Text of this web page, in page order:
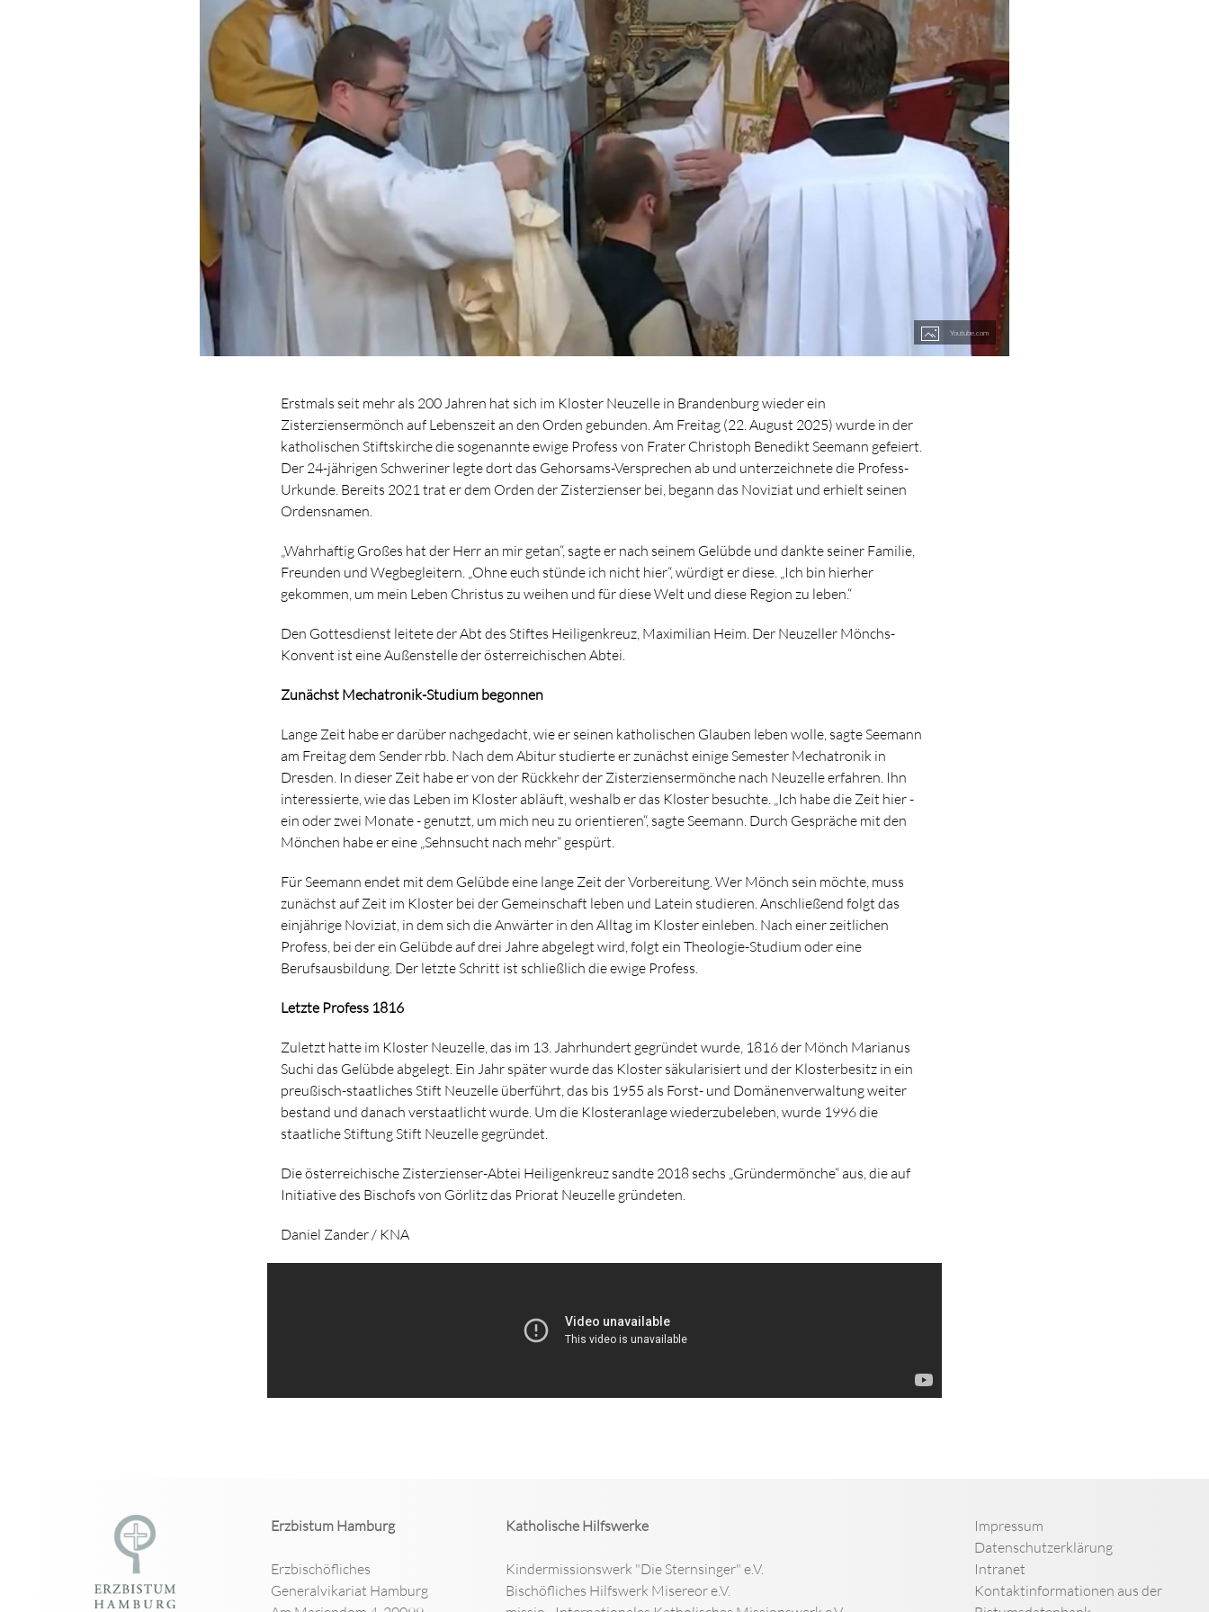
Youtube.com
Erstmals seit mehr als 200 Jahren hat sich im Kloster Neuzelle in Brandenburg wieder ein
Zisterziensermönch auf Lebenszeit an den Orden gebunden. Am Freitag (22. August 2025) wurde in der
katholischen Stiftskirche die sogenannte ewige Profess von Frater Christoph Benedikt Seemann gefeiert.
Der 24-jährigen Schweriner legte dort das Gehorsams-Versprechen ab und unterzeichnete die Profess-
Urkunde. Bereits 2021 trat er dem Orden der Zisterzienser bei, begann das Noviziat und erhielt seinen
Ordensnamen.
„Wahrhaftig Großes hat der Herr an mir getan“, sagte er nach seinem Gelübde und dankte seiner Familie,
Freunden und Wegbegleitern. „Ohne euch stünde ich nicht hier“, würdigt er diese. „Ich bin hierher
gekommen, um mein Leben Christus zu weihen und für diese Welt und diese Region zu leben.“
Den Gottesdienst leitete der Abt des Stiftes Heiligenkreuz, Maximilian Heim. Der Neuzeller Mönchs-
Konvent ist eine Außenstelle der österreichischen Abtei.
Zunächst Mechatronik-Studium begonnen
Lange Zeit habe er darüber nachgedacht, wie er seinen katholischen Glauben leben wolle, sagte Seemann
am Freitag dem Sender rbb. Nach dem Abitur studierte er zunächst einige Semester Mechatronik in
Dresden. In dieser Zeit habe er von der Rückkehr der Zisterziensermönche nach Neuzelle erfahren. Ihn
interessierte, wie das Leben im Kloster abläuft, weshalb er das Kloster besuchte. „Ich habe die Zeit hier -
ein oder zwei Monate - genutzt, um mich neu zu orientieren“, sagte Seemann. Durch Gespräche mit den
Mönchen habe er eine „Sehnsucht nach mehr“ gespürt.
Für Seemann endet mit dem Gelübde eine lange Zeit der Vorbereitung. Wer Mönch sein möchte, muss
zunächst auf Zeit im Kloster bei der Gemeinschaft leben und Latein studieren. Anschließend folgt das
einjährige Noviziat, in dem sich die Anwärter in den Alltag im Kloster einleben. Nach einer zeitlichen
Profess, bei der ein Gelübde auf drei Jahre abgelegt wird, folgt ein Theologie-Studium oder eine
Berufsausbildung. Der letzte Schritt ist schließlich die ewige Profess.
Letzte Profess 1816
Zuletzt hatte im Kloster Neuzelle, das im 13. Jahrhundert gegründet wurde, 1816 der Mönch Marianus
Suchi das Gelübde abgelegt. Ein Jahr später wurde das Kloster säkularisiert und der Klosterbesitz in ein
preußisch-staatliches Stift Neuzelle überführt, das bis 1955 als Forst- und Domänenverwaltung weiter
bestand und danach verstaatlicht wurde. Um die Klosteranlage wiederzubeleben, wurde 1996 die
staatliche Stiftung Stift Neuzelle gegründet.
Die österreichische Zisterzienser-Abtei Heiligenkreuz sandte 2018 sechs „Gründermönche“ aus, die auf
Initiative des Bischofs von Görlitz das Priorat Neuzelle gründeten.
Daniel Zander / KNA
Erzbistum Hamburg
Erzbischöfliches
Generalvikariat Hamburg
Katholische Hilfswerke
Kindermissionswerk "Die Sternsinger" e.V.
Bischöfliches Hilfswerk Misereor e.V.
Impressum
Datenschutzerklärung
Intranet
Kontaktinformationen aus der